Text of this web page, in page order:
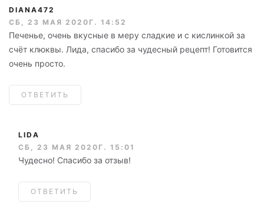
DIANA472
СБ, 23 МАЯ 2020Г. 14:52
Печенье, очень вкусные в меру сладкие и с кислинкой за
счёт клюквы. Лида, спасибо за чудесный рецепт! Готовится
очень просто.
ОТВЕТИТЬ
LIDA
СБ, 23 МАЯ 2020Г. 15:01
Чудесно! Спасибо за отзыв!
ОТВЕТИТЬ